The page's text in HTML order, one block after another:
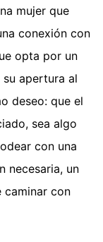
mujer que
conexión con
opta por un
apertura al
deseo: que el
sea algo
con una
necesaria, un
caminar con